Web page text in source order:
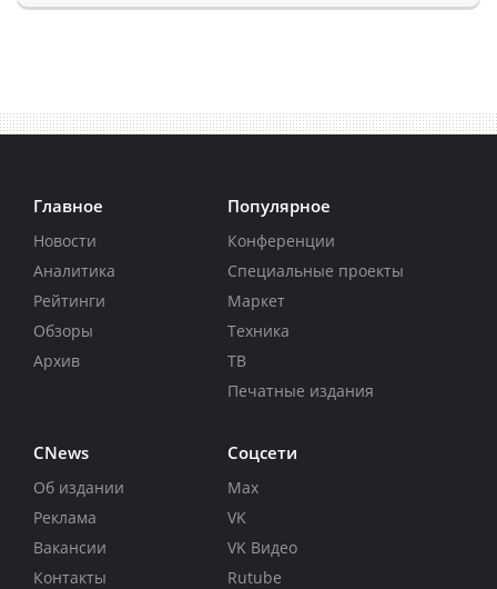
Главное
Новости
Аналитика
Рейтинги
Обзоры
Архив
Популярное
Конференции
Специальные проекты
Маркет
Техника
ТВ
Печатные издания
CNews
Об издании
Реклама
Вакансии
Контакты
Соцсети
Max
VK
VK Видео
Rutube